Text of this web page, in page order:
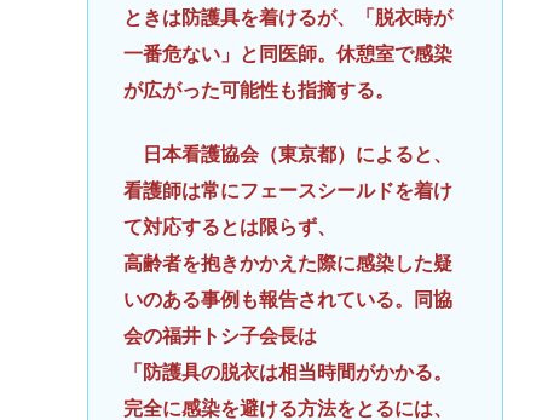
ときは防護具を着けるが、「脱衣時が
一番危ない」と同医師。休憩室で感染
が広がった可能性も指摘する。
日本看護協会（東京都）によると、
看護師は常にフェースシールドを着け
て対応するとは限らず、
高齢者を抱きかかえた際に感染した疑
いのある事例も報告されている。同協
会の福井トシ子会長は
「防護具の脱衣は相当時間がかかる。
完全に感染を避ける方法をとるには、